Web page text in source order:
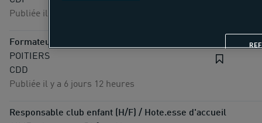
Publiée il y a 6 jours 11 heures
Formateur Régisseur / Formatrice Régisseuse (H/F)
POITIERS
CDD
Publiée il y a 6 jours 12 heures
Responsable club enfant (H/F) / Hote.esse d'accueil